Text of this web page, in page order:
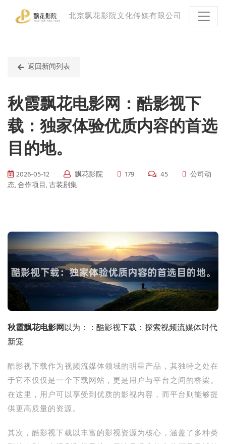
北京飘花影院文化传媒有限公司
返回新闻列表
秋霞飘花电影网：酷影视下
载：独家体验优质内容的首选
目的地。
2026-05-12 飘花影院 179 45
公司动
态, 合作项目, 古装剧集
秋霞飘花电影网以为：：酷影视下载：探索视频流媒体时代
新宠
酷影视下载作为视频流媒体领域的明星产品，其独特之处在
于它不仅仅是一个下载网站，更是用户与平台之间的桥梁。
在这里，用户可以享受到优质的影视内容，而平台则能够提
供更高质量的资源。
其次，酷影视下载以丰富的影视资源为核心，涵盖了多种类